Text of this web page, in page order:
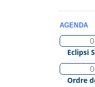
AGENDA